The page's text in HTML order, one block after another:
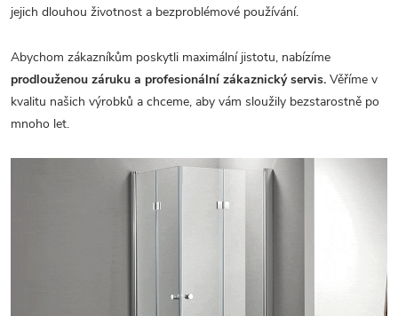
jejich dlouhou životnost a bezproblémové používání.
Abychom zákazníkům poskytli maximální jistotu, nabízíme
prodlouženou záruku a profesionální zákaznický servis. Věříme v
kvalitu našich výrobků a chceme, aby vám sloužily bezstarostně po
mnoho let.